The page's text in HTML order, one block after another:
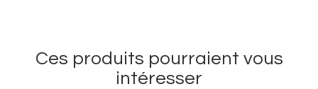
Ces produits pourraient vous
intéresser